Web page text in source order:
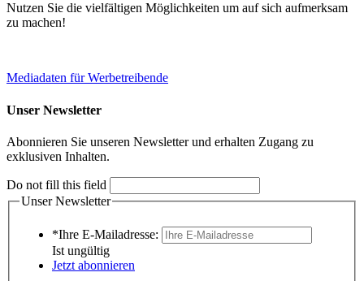
Nutzen Sie die vielfältigen Möglichkeiten um auf sich aufmerksam
zu machen!
Mediadaten für Werbetreibende
Unser Newsletter
Abonnieren Sie unseren Newsletter und erhalten Zugang zu
exklusiven Inhalten.
Do not fill this field
Unser Newsletter
*Ihre E-Mailadresse:
Ist ungültig
Jetzt abonnieren